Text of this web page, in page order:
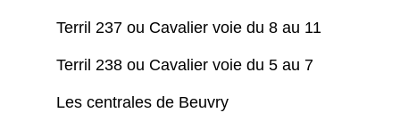
Terril 237 ou Cavalier voie du 8 au 11
Terril 238 ou Cavalier voie du 5 au 7
Les centrales de Beuvry